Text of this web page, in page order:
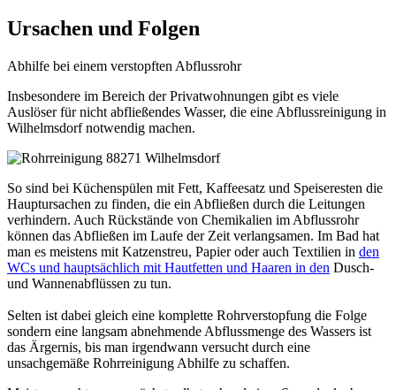
Ursachen und Folgen
Abhilfe bei einem verstopften Abflussrohr
Insbesondere im Bereich der Privatwohnungen gibt es viele
Auslöser für nicht abfließendes Wasser, die eine Abflussreinigung in
Wilhelmsdorf notwendig machen.
So sind bei Küchenspülen mit Fett, Kaffeesatz und Speiseresten die
Hauptursachen zu finden, die ein Abfließen durch die Leitungen
verhindern. Auch Rückstände von Chemikalien im Abflussrohr
können das Abfließen im Laufe der Zeit verlangsamen. Im Bad hat
man es meistens mit Katzenstreu, Papier oder auch Textilien in den
WCs und hauptsächlich mit Hautfetten und Haaren in den Dusch-
und Wannenabflüssen zu tun.
Selten ist dabei gleich eine komplette Rohrverstopfung die Folge
sondern eine langsam abnehmende Abflussmenge des Wassers ist
das Ärgernis, bis man irgendwann versucht durch eine
unsachgemäße Rohrreinigung Abhilfe zu schaffen.